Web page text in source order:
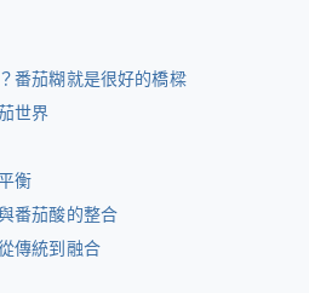
番茄糊就是很好的橋樑
世界
衡
番茄酸的整合
傳統到融合